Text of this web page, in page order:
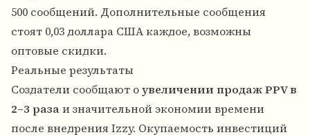
500 сообщений. Дополнительные сообщения
стоят 0,03 доллара США каждое, возможны
оптовые скидки.
Реальные результаты
Создатели сообщают оувеличении продаж PPV в
2–3 разаи значительной экономии времени
после внедрения Izzy. Окупаемость инвестиций